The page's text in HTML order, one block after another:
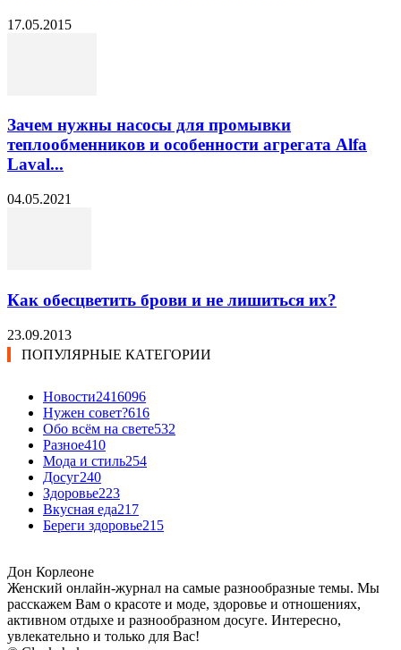
17.05.2015
Зачем нужны насосы для промывки
теплообменников и особенности агрегата Alfa
Laval...
04.05.2021
Как обесцветить брови и не лишиться их?
23.09.2013
ПОПУЛЯРНЫЕ КАТЕГОРИИ
Новости2416096
Нужен совет?616
Обо всём на свете532
Разное410
Мода и стиль254
Досуг240
Здоровье223
Вкусная еда217
Береги здоровье215
Дон Корлеоне
Женский онлайн-журнал на самые разнообразные темы. Мы
расскажем Вам о красоте и моде, здоровье и отношениях,
активном отдыхе и разнообразном досуге. Интересно,
увлекательно и только для Вас!